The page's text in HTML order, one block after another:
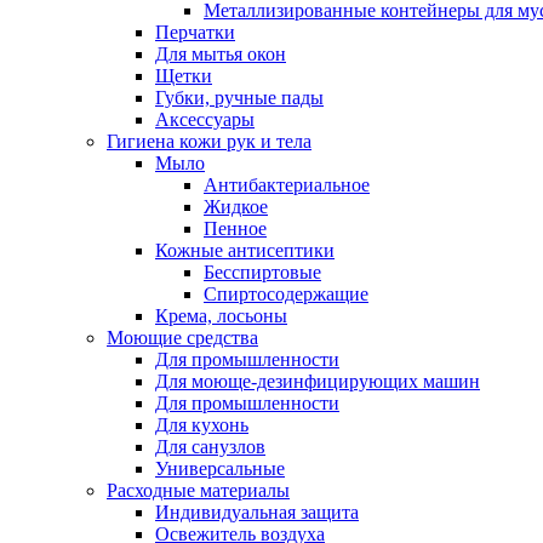
Металлизированные контейнеры для
Перчатки
Для мытья окон
Щетки
Губки, ручные пады
Аксессуары
Гигиена кожи рук и тела
Мыло
Антибактериальное
Жидкое
Пенное
Кожные антисептики
Бесспиртовые
Cпиртосодержащие
Крема, лосьоны
Моющие средства
Для промышленности
Для моюще-дезинфицирующих машин
Для промышленности
Для кухонь
Для санузлов
Универсальные
Расходные материалы
Индивидуальная защита
Освежитель воздуха